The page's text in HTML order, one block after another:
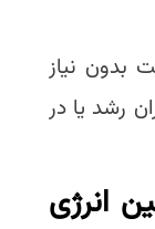
بدون نیاز
رشد یا در
انرژی